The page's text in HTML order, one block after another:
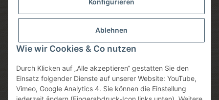
Konfigurieren
Ablehnen
Wie wir Cookies & Co nutzen
Durch Klicken auf „Alle akzeptieren“ gestatten Sie den
Einsatz folgender Dienste auf unserer Website: YouTube,
Vimeo, Google Analytics 4. Sie können die Einstellung
Sicheres einkaufen